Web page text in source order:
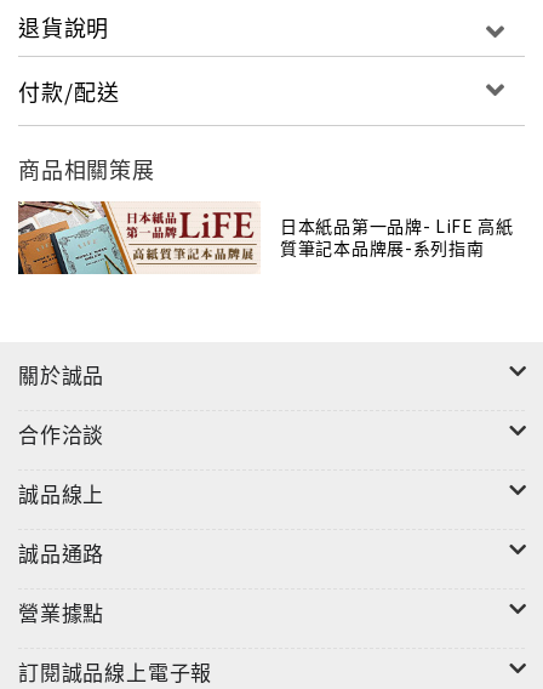
退貨說明
付款/配送
商品相關策展
日本紙品第一品牌- LiFE 高紙
質筆記本品牌展-系列指南
關於誠品
合作洽談
誠品線上
誠品通路
營業據點
訂閱誠品線上電子報